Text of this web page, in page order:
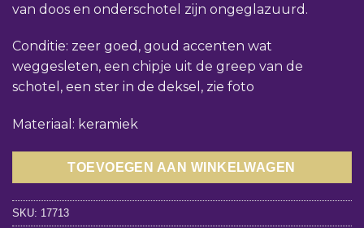
van doos en onderschotel zijn ongeglazuurd.
Conditie: zeer goed, goud accenten wat
weggesleten, een chipje uit de greep van de
schotel, een ster in de deksel, zie foto
Materiaal: keramiek
TOEVOEGEN AAN WINKELWAGEN
SKU: 17713